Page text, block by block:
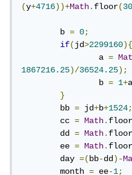
(y+4716))+Math.floor(
	b
= 0;
if(jd>2299160){
		a
=
1867216.25)/36524.25);
		b
= 1+
}
	bb
= jd+b+1524;
	cc
= Math.
	dd
= Math.
	ee
= Math.
	day
=(bb-dd)-
	month
= ee-1;